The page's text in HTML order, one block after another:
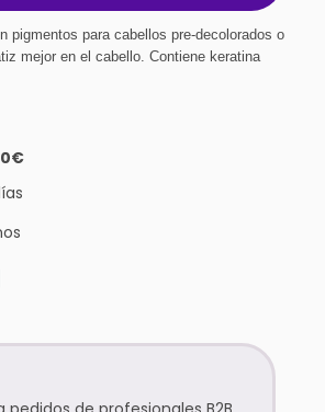
pigmentos para cabellos pre-decolorados o
mejor en el cabello. Contiene keratina